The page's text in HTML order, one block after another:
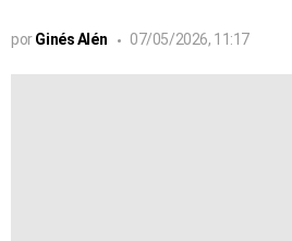
por Ginés Alén 07/05/2026, 11:17